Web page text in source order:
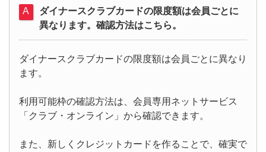
ダイナースクラブカードの限度額は会員ごとに
異なります。確認方法はこちら。
ダイナースクラブカードの限度額は会員ごとに異なり
ます。
利用可能枠の確認方法は、会員専用ネットサービス
「クラブ・オンライン」から確認できます。
また、新しくクレジットカードを作ることで、確実で